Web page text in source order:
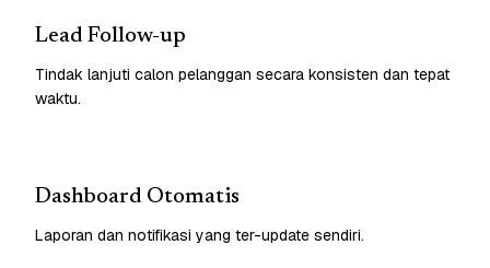
Lead Follow-up
Tindak lanjuti calon pelanggan secara konsisten dan tepat
waktu.
Dashboard Otomatis
Laporan dan notifikasi yang ter-update sendiri.